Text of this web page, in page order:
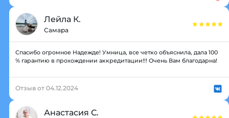
Лейла К.
Самара
Спасибо огромное Надежде! Умница, все четко объяснила, дала 100
% гарантию в прохождении аккредитации!!! Очень Вам благодарна!
Отзыв от 04.12.2024
Анастасия С.